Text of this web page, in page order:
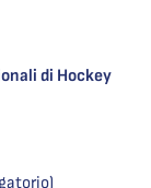
di Hockey